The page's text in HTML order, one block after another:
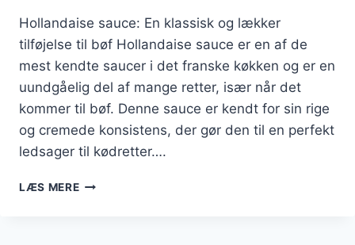
Hollandaise sauce: En klassisk og lækker
tilføjelse til bøf Hollandaise sauce er en af de
mest kendte saucer i det franske køkken og er en
uundgåelig del af mange retter, især når det
kommer til bøf. Denne sauce er kendt for sin rige
og cremede konsistens, der gør den til en perfekt
ledsager til kødretter….
LÆS MEREHOLLANDAISE